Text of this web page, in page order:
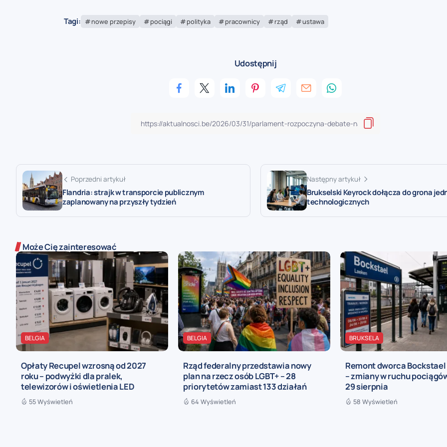
Tagi: nowe przepisy pociągi polityka pracownicy rząd ustawa
Udostępnij
Poprzedni artykuł
Flandria: strajk w transporcie publicznym
zaplanowany na przyszły tydzień
Następny artykuł
Brukselski Keyrock dołącza do grona
technologicznych
Może Cię zainteresować
BELGIA
Opłaty Recupel wzrosną od 2027
roku – podwyżki dla pralek,
telewizorów i oświetlenia LED
55 Wyświetleń
BELGIA
Rząd federalny przedstawia nowy
plan na rzecz osób LGBT+ – 28
priorytetów zamiast 133 działań
64 Wyświetleń
BRUKSELA
Remont dworca Bockstael
– zmiany w ruchu
29 sierpnia
58 Wyświetleń